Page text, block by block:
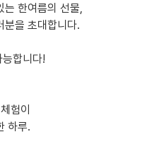
는 한여름의 선물,
을 초대합니다.
합니다!
험이
하루.